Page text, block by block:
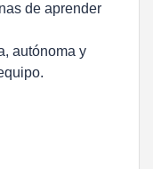
de aprender
autónoma y